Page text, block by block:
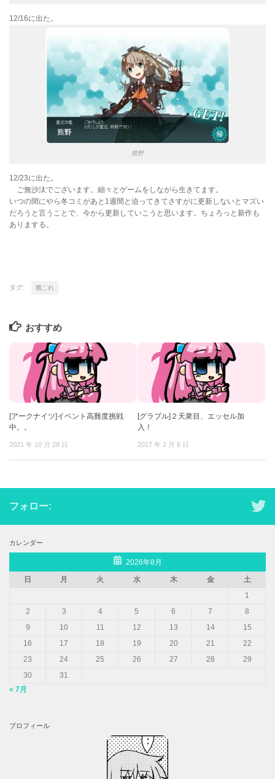
12/16に出た。
熊野
12/23に出た。
ご無沙汰でございます。細々とゲームをしながら生きてます。
いつの間にやら冬コミがあと1週間と迫ってきてさすがに更新しないとマズい
だろうと言うことで、今から更新していこうと思います。ちょろっと新作も
ありまする。
タグ: 艦これ
おすすめ
[アークナイツ]イベント高難度挑戦
中。。
2021 年 10 月 28 日
[グラブル]２天衆目、エッセル加
入！
2017 年 2 月 6 日
フォロー:
カレンダー
2026年8月
日
月 火 水 木 金
土
1
2
3 4 5 6 7
8
9
10 11 12 13 14
15
16
17 18 19 20 21
22
23
24 25 26 27 28
29
30
31
« 7月
プロフィール